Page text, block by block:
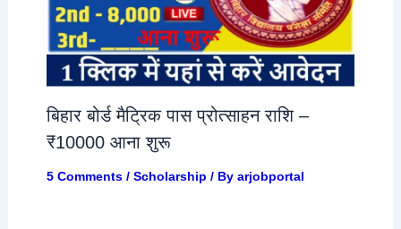
बिहार बोर्ड मैट्रिक पास प्रोत्साहन राशि –
₹10000 आना शुरू
5 Comments / Scholarship / By arjobportal